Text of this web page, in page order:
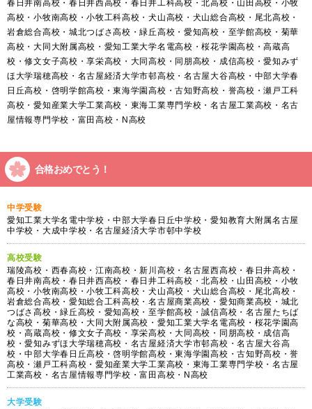
春日井南高校・春日井西高校・春日井工科高校・北高校・山田高校・小牧
高校・小牧南高校・小牧工科高校・犬山高校・犬山総合高校・尾北高校・
岩倉総合高校・城北つばさ高校・緑丘高校・愛知高校・至学館高校・菊華
高校・大同大附属高校・愛知工業大学名電高校・桜花学園高校・高蔵高
校・修文女子高校・享栄高校・大同高校・同朋高校・成信高校・愛知みず
ほ大学瑞穂高校・名古屋経済大学市邨高校・名古屋大谷高校・中部大学春
日丘高校・啓明学館高校・東海学園高校・古知野高校・誉高校・瀬戸工科
高校・愛知産業大学工業高校・東海工業専門学校・名古屋工業高校・名古
屋情報専門学校・富田高校・N高校
合格おめでとう！
中学受験
愛知工業大学名電中学校・中部大学春日丘中学校・愛知教育大附属名古屋
中学校・大成中学校・名古屋経済大学市邨中学校
高校受験
瑞陵高校・西春高校・江南高校・新川高校・名古屋西高校・春日井高校・
春日井南高校・春日井西高校・春日井工科高校・北高校・山田高校・小牧
高校・小牧南高校・小牧工科高校・犬山高校・犬山総合高校・尾北高校・
岩倉総合高校・愛知総合工科高校・名古屋商業高校・愛知商業高校・城北
つばさ高校・緑丘高校・愛知高校・至学館高校・誠信高校・名古屋たちば
な高校・菊華高校・大同大附属高校・愛知工業大学名電高校・桜花学園高
校・高蔵高校・修文女子高校・享栄高校・大同高校・同朋高校・成信高
校・愛知みずほ大学瑞穂高校・名古屋経済大学市邨高校・名古屋大谷高
校・中部大学春日丘高校・啓明学館高校・東海学園高校・古知野高校・誉
高校・瀬戸工科高校・愛知産業大学工業高校・東海工業専門学校・名古屋
工業高校・名古屋情報専門学校・富田高校・N高校
大学受験